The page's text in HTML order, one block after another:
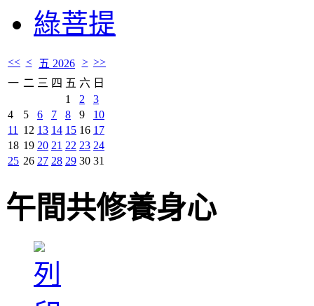
綠菩提
<< < 五 2026 > >>
一 二 三 四 五 六 日
1
2
3
4
5 6 7 8 9
10
11
12 13 14 15 16 17
18 19 20 21 22 23 24
25 26 27 28 29 30 31
午間共修養身心